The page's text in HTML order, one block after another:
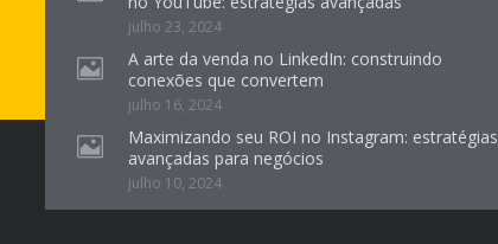
julho 23, 2024
A arte da venda no LinkedIn: construindo
conexões que convertem
julho 16, 2024
Maximizando seu ROI no Instagram: estratégias
avançadas para negócios
julho 10, 2024